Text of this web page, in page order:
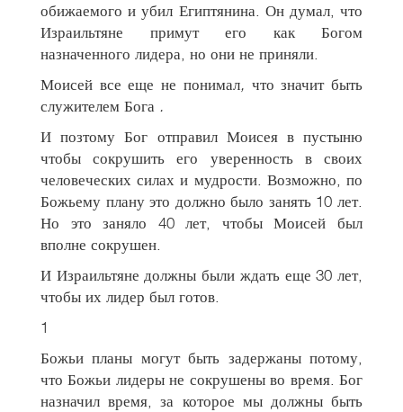
обижаемого и убил Египтянина. Он думал, что
Израильтяне примут его как Богом
назначенного лидера, но они не приняли.
Моисей все еще не понимал, что значит быть
служителем Бога .
И позтому Бог отправил Моисея в пустыню
чтобы сокрушить его уверенность в своих
человеческих силах и мудрости. Возможно, по
Божьему плану это должно было занять 10 лет.
Но это заняло 40 лет, чтобы Моисей был
вполне сокрушен.
И Израильтяне должны были ждать еще 30 лет,
чтобы их лидер был готов.
1
Божьи планы могут быть задержаны потому,
что Божьи лидеры не сокрушены во время. Бог
назначил время, за которое мы должны быть